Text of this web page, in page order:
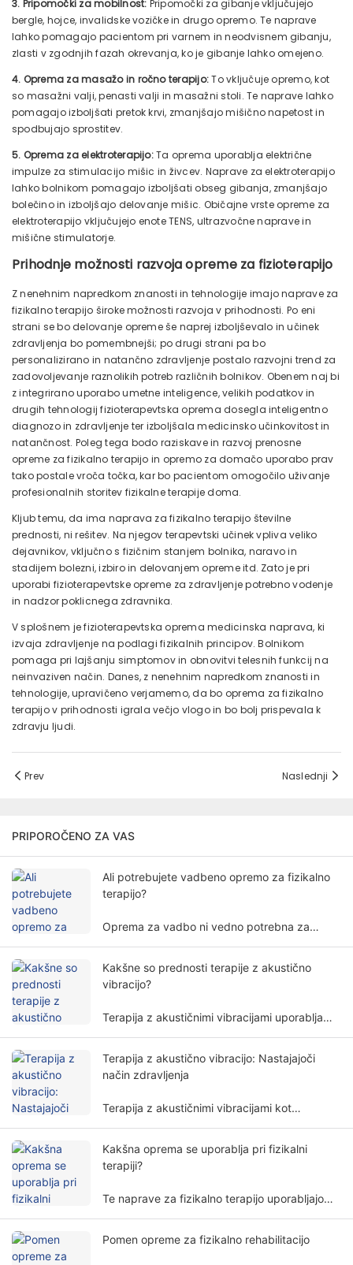
3. Pripomočki za mobilnost: Pripomočki za gibanje vključujejo
bergle, hojce, invalidske vozičke in drugo opremo. Te naprave
lahko pomagajo pacientom pri varnem in neodvisnem gibanju,
zlasti v zgodnjih fazah okrevanja, ko je gibanje lahko omejeno.
4. Oprema za masažo in ročno terapijo:To vključuje opremo, kot
so masažni valji, penasti valji in masažni stoli. Te naprave lahko
pomagajo izboljšati pretok krvi, zmanjšajo mišično napetost in
spodbujajo sprostitev.
5. Oprema za elektroterapijo:Ta oprema uporablja električne
impulze za stimulacijo mišic in živcev. Naprave za elektroterapijo
lahko bolnikom pomagajo izboljšati obseg gibanja, zmanjšajo
bolečino in izboljšajo delovanje mišic. Običajne vrste opreme za
elektroterapijo vključujejo enote TENS, ultrazvočne naprave in
mišične stimulatorje.
Prihodnje možnosti razvoja opreme za fizioterapijo
Z nenehnim napredkom znanosti in tehnologije imajo naprave za
fizikalno terapijo široke možnosti razvoja v prihodnosti. Po eni
strani se bo delovanje opreme še naprej izboljševalo in učinek
zdravljenja bo pomembnejši; po drugi strani pa bo
personalizirano in natančno zdravljenje postalo razvojni trend za
zadovoljevanje raznolikih potreb različnih bolnikov. Obenem naj bi
z integrirano uporabo umetne inteligence, velikih podatkov in
drugih tehnologij fizioterapevtska oprema dosegla inteligentno
diagnozo in zdravljenje ter izboljšala medicinsko učinkovitost in
natančnost. Poleg tega bodo raziskave in razvoj prenosne
opreme za fizikalno terapijo in opremo za domačo uporabo prav
tako postale vroča točka, kar bo pacientom omogočilo uživanje
profesionalnih storitev fizikalne terapije doma.
Kljub temu, da ima naprava za fizikalno terapijo številne
prednosti, ni rešitev. Na njegov terapevtski učinek vpliva veliko
dejavnikov, vključno s fizičnim stanjem bolnika, naravo in
stadijem bolezni, izbiro in delovanjem opreme itd. Zato je pri
uporabi fizioterapevtske opreme za zdravljenje potrebno vodenje
in nadzor poklicnega zdravnika.
V splošnem je fizioterapevtska oprema medicinska naprava, ki
izvaja zdravljenje na podlagi fizikalnih principov. Bolnikom
pomaga pri lajšanju simptomov in obnovitvi telesnih funkcij na
neinvaziven način. Danes, z nenehnim napredkom znanosti in
tehnologije, upravičeno verjamemo, da bo oprema za fizikalno
terapijo v prihodnosti igrala večjo vlogo in bo bolj prispevala k
zdravju ljudi.
Prev Naslednji
PRIPOROČENO ZA VAS
Ali potrebujete vadbeno opremo za fizikalno
terapijo?
Oprema za vadbo ni vedno potrebna za
in razsežnosti.
Kakšne so prednosti terapije z akustično
vibracijo?
Terapija z akustičnimi vibracijami uporablja
telesa in se pogosto uporablja na različnih
rehabilitacijskih področjih.
Terapija z akustično vibracijo: Nastajajoči
način zdravljenja
Terapija z akustičnimi vibracijami kot
Kakšna oprema se uporablja pri fizikalni
terapiji?
Te naprave za fizikalno terapijo uporabljajo
pacientov z znanstvenimi metodami za
Pomen opreme za fizikalno rehabilitacijo